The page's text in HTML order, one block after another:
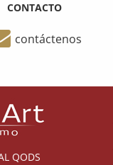
CONTACTO
contáctenos
QODS